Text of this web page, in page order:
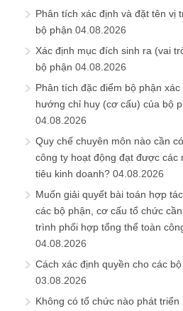
Phân tích xác định và đặt tên vị
bộ phận 04.08.2026
Xác định mục đích sinh ra (vai
bộ phận 04.08.2026
Phân tích đặc điểm bộ phận xác
hướng chỉ huy (cơ cấu) của bộ
04.08.2026
Quy chế chuyên môn nào cần
công ty hoạt động đạt được các
tiêu kinh doanh? 04.08.2026
Muốn giải quyết bài toán hợp
các bộ phận, cơ cấu tổ chức
trình phối hợp tổng thể toàn
04.08.2026
Cách xác định quyền cho các
03.08.2026
Không có tổ chức nào phát triển